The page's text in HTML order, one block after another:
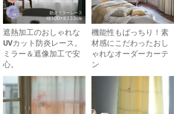
遮熱加工のおしゃれな
UVカット防炎レース。
ミラー＆遮像加工で安
心。
機能性もばっちり！素
材感にこだわったおし
ゃれなオーダーカーテ
ン